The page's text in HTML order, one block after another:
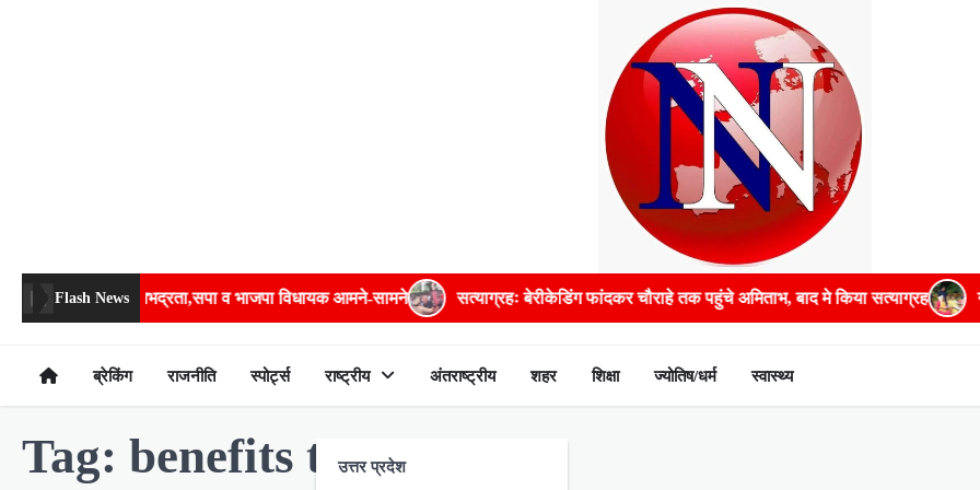
Flash News
नाबालिग से अभद्रता,सपा व भाजपा विधायक आमने-सामने सत्याग्रहः बेरीकेडिंग फांदकर चौराहे तक पहुंचे अमिताभ, बाद मे किया सत्याग्रह गंभीर
ब्रेकिंग राजनीति स्पोर्ट्स राष्ट्रीय
उत्तर प्रदेश
अंतराष्ट्रीय शहर शिक्षा ज्योतिष/धर्म स्वास्थ्य
Tag: benefits to students